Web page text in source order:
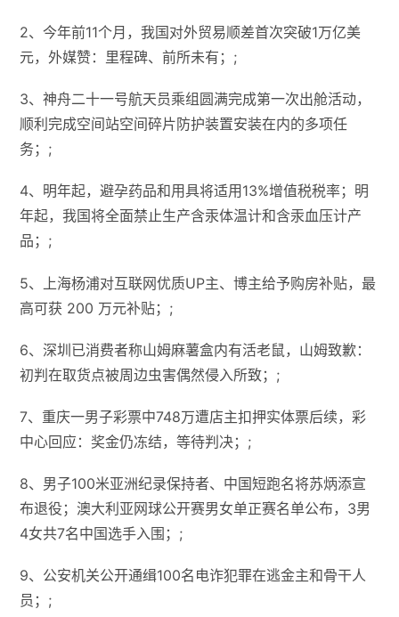
2、今年前11个月，我国对外贸易顺差首次突破1万亿美
元，外媒赞：里程碑、前所未有；;
3、神舟二十一号航天员乘组圆满完成第一次出舱活动，
顺利完成空间站空间碎片防护装置安装在内的多项任
务；;
4、明年起，避孕药品和用具将适用13%增值税税率；明
年起，我国将全面禁止生产含汞体温计和含汞血压计产
品；;
5、上海杨浦对互联网优质UP主、博主给予购房补贴，最
高可获 200 万元补贴；;
6、深圳已消费者称山姆麻薯盒内有活老鼠，山姆致歉：
初判在取货点被周边虫害偶然侵入所致；;
7、重庆一男子彩票中748万遭店主扣押实体票后续，彩
中心回应：奖金仍冻结，等待判决；;
8、男子100米亚洲纪录保持者、中国短跑名将苏炳添宣
布退役；澳大利亚网球公开赛男女单正赛名单公布，3男
4女共7名中国选手入围；;
9、公安机关公开通缉100名电诈犯罪在逃金主和骨干人
员；;